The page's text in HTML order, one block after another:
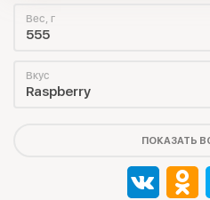
Вес, г
555
Вкус
Raspberry
ПОКАЗАТЬ